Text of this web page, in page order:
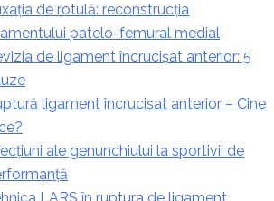
de rotulă: reconstrucția
patelo-femural medial
de ligament încrucișat anterior: 5
ligament încrucișat anterior – Cine
ale genunchiului la sportivii de